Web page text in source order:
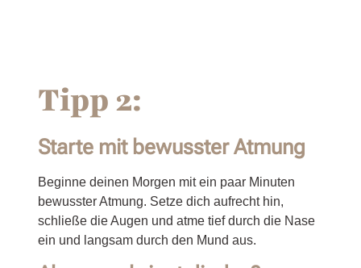
Tipp 2:
Starte mit bewusster Atmung
Beginne deinen Morgen mit ein paar Minuten
bewusster Atmung. Setze dich aufrecht hin,
schließe die Augen und atme tief durch die Nase
ein und langsam durch den Mund aus.